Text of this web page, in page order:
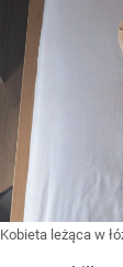
Kobieta leżąca w